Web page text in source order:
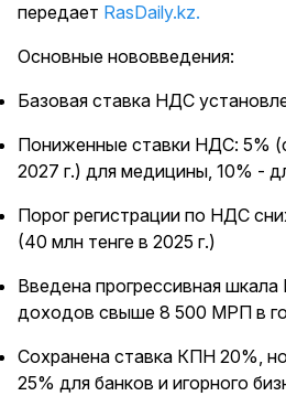
передает RasDaily.kz.
Основные нововведения:
Базовая ставка НДС
Пониженные ставки НДС: 5%
2027 г.) для медицины, 10% -
Порог регистрации по НДС
(40 млн тенге в 2025 г.)
Введена прогрессивная
доходов свыше 8 500 МРП в
Сохранена ставка КПН 20%,
25% для банков и игорного